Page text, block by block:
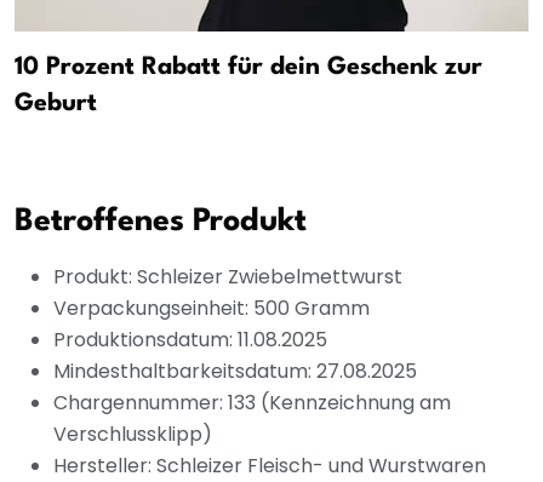
10 Prozent Rabatt für dein Geschenk zur
Geburt
Betroffenes Produkt
Produkt: Schleizer Zwiebelmettwurst
Verpackungseinheit: 500 Gramm
Produktionsdatum: 11.08.2025
Mindesthaltbarkeitsdatum: 27.08.2025
Chargennummer: 133 (Kennzeichnung am
Verschlussklipp)
Hersteller: Schleizer Fleisch- und Wurstwaren